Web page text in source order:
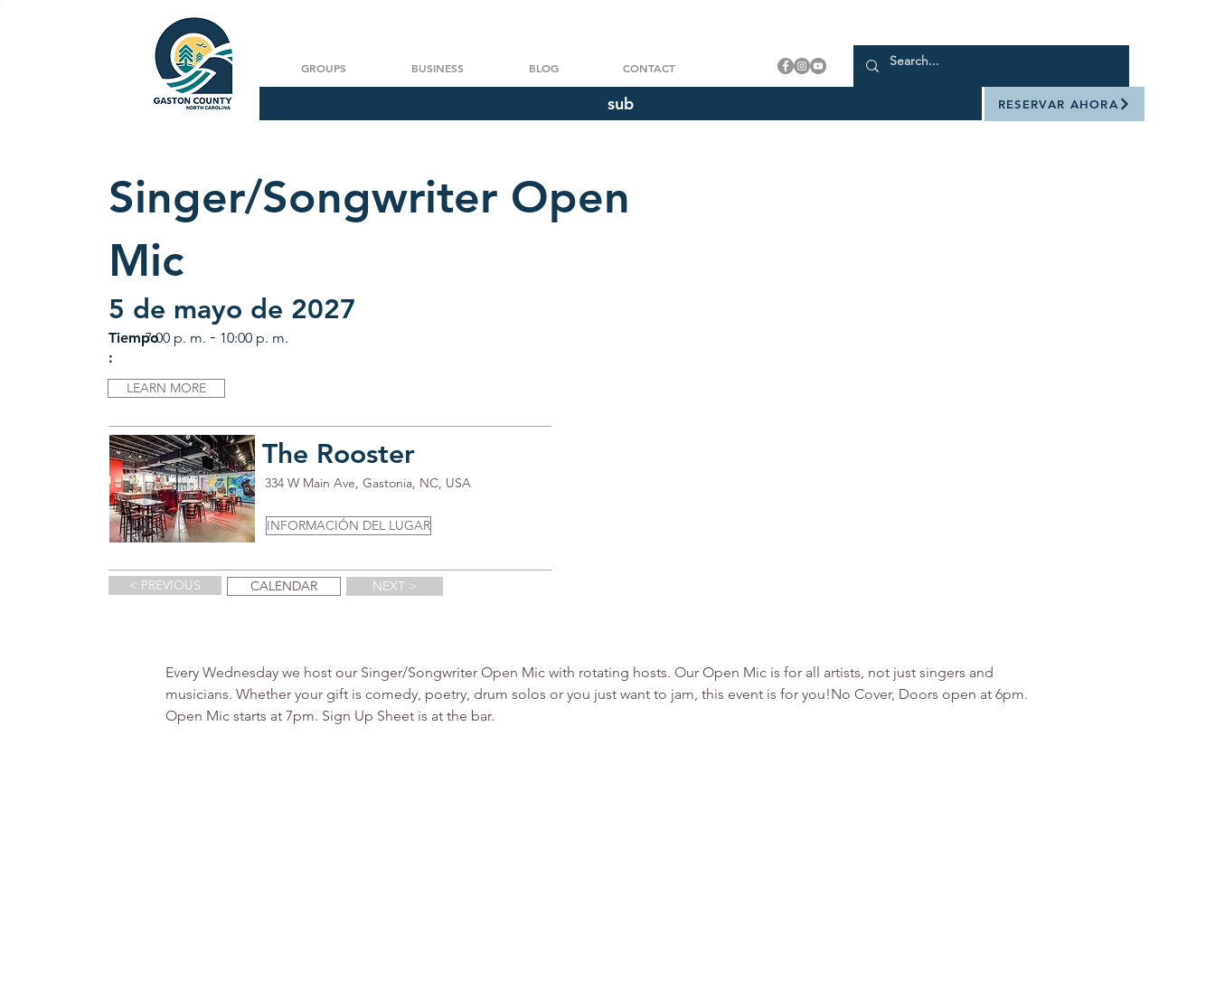
GROUPS BUSINESS BLOG CONTACT
sub RESERVAR AHORA
Singer/Songwriter Open
Mic
5 de mayo de 2027
Tiempo
:
7:00 p. m. - 10:00 p. m.
LEARN MORE
The Rooster
334 W Main Ave, Gastonia, NC, USA
INFORMACIÓN DEL LUGAR
< PREVIOUS CALENDAR NEXT >
Every Wednesday we host our Singer/Songwriter Open Mic with rotating hosts. Our Open Mic is for all artists, not just singers and
musicians. Whether your gift is comedy, poetry, drum solos or you just want to jam, this event is for you!No Cover, Doors open at 6pm.
Open Mic starts at 7pm. Sign Up Sheet is at the bar.